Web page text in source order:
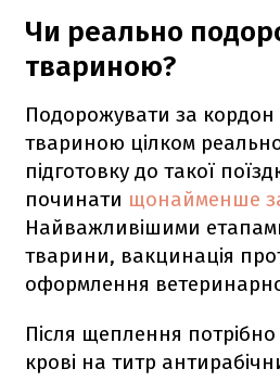
Чи реально
твариною?
Подорожувати за
твариною цілком
підготовку до такої
починати щонайменше за
Найважливішими
тварини, вакцинація
оформлення
Після щеплення потрібно
крові на титр